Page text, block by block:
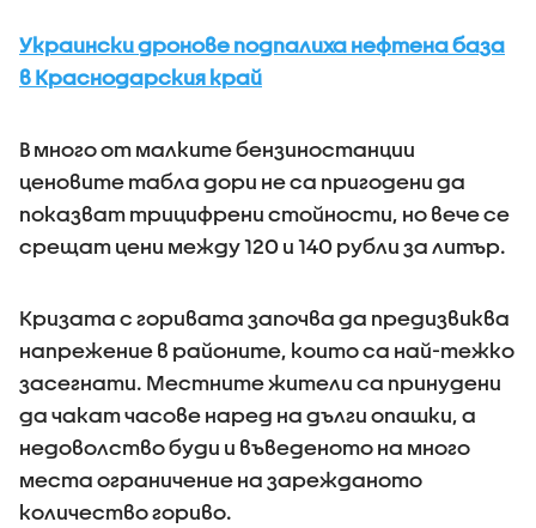
Украински дронове подпалиха нефтена база
в Краснодарския край
В много от малките бензиностанции
ценовите табла дори не са пригодени да
показват трицифрени стойности, но вече се
срещат цени между 120 и 140 рубли за литър.
Кризата с горивата започва да предизвиква
напрежение в районите, които са най-тежко
засегнати. Местните жители са принудени
да чакат часове наред на дълги опашки, а
недоволство буди и въведеното на много
места ограничение на зарежданото
количество гориво.